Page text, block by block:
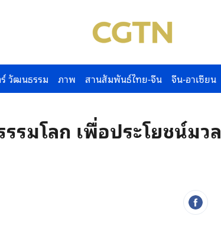
วัฒนธรรม ภาพ สานสัมพันธ์ไทย-จีน จีน-อาเซียน
รมโลก เพื่อประโยชน์มวล